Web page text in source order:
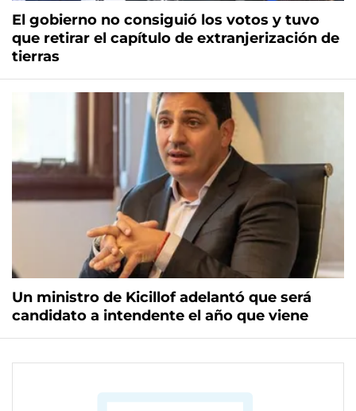
El gobierno no consiguió los votos y tuvo
que retirar el capítulo de extranjerización de
tierras
Un ministro de Kicillof adelantó que será
candidato a intendente el año que viene